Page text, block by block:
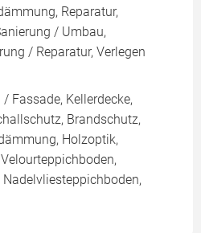
Reparatur,
/ Umbau,
/ Reparatur, Verlegen
Fassade, Kellerdecke,
Brandschutz,
Holzoptik,